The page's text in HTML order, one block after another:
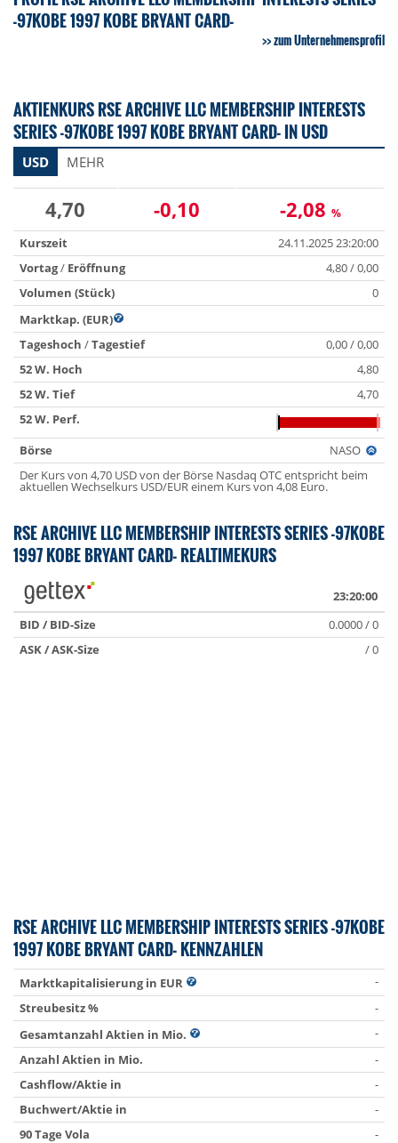
-97KOBE 1997 KOBE BRYANT CARD-
zum Unternehmensprofil
AKTIENKURS RSE ARCHIVE LLC MEMBERSHIP INTERESTS
SERIES -97KOBE 1997 KOBE BRYANT CARD- IN USD
USD MEHR
4,70 -0,10 -2,08 %
Kurszeit
24.11.2025 23:20:00
Vortag/ Eröffnung
4,80 / 0,00
Volumen (Stück)
0
Marktkap. (EUR)
Tageshoch /Tagestief
0,00 / 0,00
52 W. Hoch
4,80
52 W. Tief
4,70
52 W. Perf.
Börse
NASO
Der Kurs von 4,70 USD von der Börse Nasdaq OTC entspricht beim
aktuellen Wechselkurs USD/EUR einem Kurs von 4,08 Euro.
RSE ARCHIVE LLC MEMBERSHIP INTERESTS SERIES -97KOBE
1997 KOBE BRYANT CARD- REALTIMEKURS
23:20:00
BID / BID-Size
0.0000 / 0
ASK / ASK-Size
/ 0
RSE ARCHIVE LLC MEMBERSHIP INTERESTS SERIES -97KOBE
1997 KOBE BRYANT CARD- KENNZAHLEN
Marktkapitalisierung in EUR
-
Streubesitz %
-
Gesamtanzahl Aktien in Mio.
-
Anzahl Aktien in Mio.
-
Cashflow/Aktie in
-
Buchwert/Aktie in
-
90 Tage Vola
-